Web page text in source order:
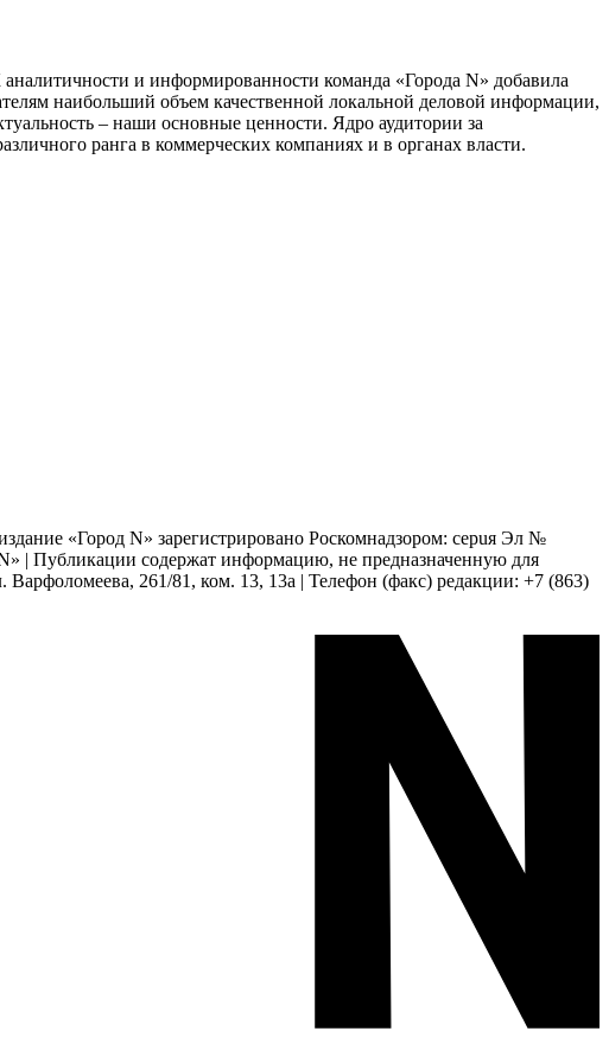
и информированности команда «Города N» добавила
наибольший объем качественной локальной деловой информации,
– наши основные ценности. Ядро аудитории за
ранга в коммерческих компаниях и в органах власти.
«Город N» зарегистрировано Роскомнадзором: серuя Эл №
| Публикации содержат информацию, не предназначенную для
Варфоломеева, 261/81, ком. 13, 13а | Телефон (факс) редакции: +7 (863)